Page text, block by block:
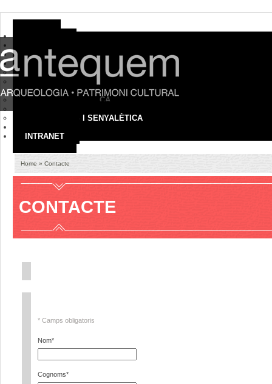
ON SOM
SERVEIS
ARQUEOLOGIA
MUSEUS I COL·LECCIONS
TURISME I DIDÀCTICA
EXPOSICIONS I SENYALÈTICA
INTRANET
Home » Contacte
CONTACTE
* Camps obligatoris
Nom*
Cognoms*